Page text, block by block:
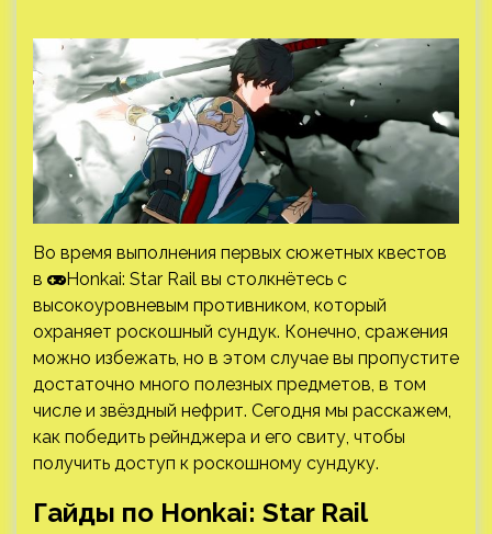
Во время выполнения первых сюжетных квестов
в
Honkai: Star Rail вы столкнётесь с
высокоуровневым противником, который
охраняет роскошный сундук. Конечно, сражения
можно избежать, но в этом случае вы пропустите
достаточно много полезных предметов, в том
числе и звёздный нефрит. Сегодня мы расскажем,
как победить рейнджера и его свиту, чтобы
получить доступ к роскошному сундуку.
Гайды по Honkai: Star Rail